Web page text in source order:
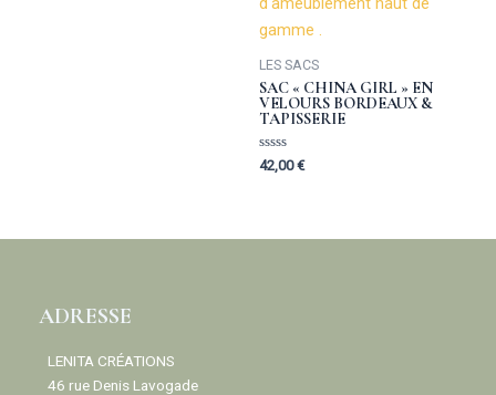
LES SACS
SAC « CHINA GIRL » EN
VELOURS BORDEAUX &
TAPISSERIE
Rated
42,00€
ADRESSE
LENITA CRÉATIONS
46 rue Denis Lavogade